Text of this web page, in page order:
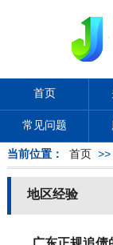
首页
常见问题
当前位置： 首页 >>
地区经验